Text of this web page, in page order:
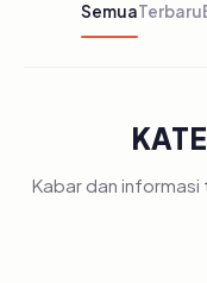
SemuaTerbaru
Kabar dan